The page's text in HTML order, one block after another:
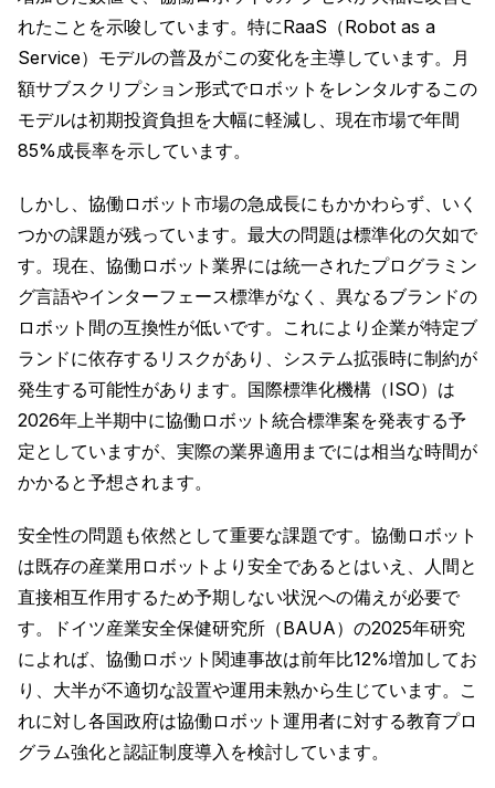
れたことを示唆しています。特にRaaS（Robot as a
Service）モデルの普及がこの変化を主導しています。月
額サブスクリプション形式でロボットをレンタルするこの
モデルは初期投資負担を大幅に軽減し、現在市場で年間
85%成長率を示しています。
しかし、協働ロボット市場の急成長にもかかわらず、いく
つかの課題が残っています。最大の問題は標準化の欠如で
す。現在、協働ロボット業界には統一されたプログラミン
グ言語やインターフェース標準がなく、異なるブランドの
ロボット間の互換性が低いです。これにより企業が特定ブ
ランドに依存するリスクがあり、システム拡張時に制約が
発生する可能性があります。国際標準化機構（ISO）は
2026年上半期中に協働ロボット統合標準案を発表する予
定としていますが、実際の業界適用までには相当な時間が
かかると予想されます。
安全性の問題も依然として重要な課題です。協働ロボット
は既存の産業用ロボットより安全であるとはいえ、人間と
直接相互作用するため予期しない状況への備えが必要で
す。ドイツ産業安全保健研究所（BAUA）の2025年研究
によれば、協働ロボット関連事故は前年比12%増加してお
り、大半が不適切な設置や運用未熟から生じています。こ
れに対し各国政府は協働ロボット運用者に対する教育プロ
グラム強化と認証制度導入を検討しています。